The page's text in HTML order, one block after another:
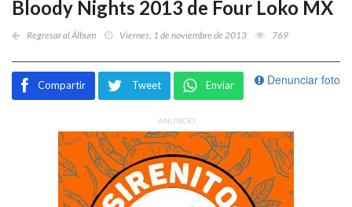
Bloody Nights 2013 de Four Loko MX
Regresar al Álbum Viernes, 1 de noviembre de 2013 769
Denunciar foto
Compartir Tweet Enviar
ANUNCIO